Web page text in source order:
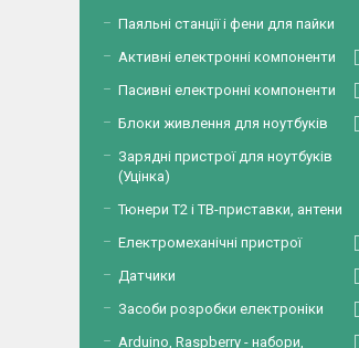
Паяльні станції і фени для пайки
Активні електронні компоненти
Пасивні електронні компоненти
Блоки живлення для ноутбуків
Зарядні пристрої для ноутбуків
(Уцінка)
Тюнери Т2 і ТВ-приставки, антени
Електромеханічні пристрої
Датчики
Засоби розробки електроніки
Arduino, Raspberry - набори,